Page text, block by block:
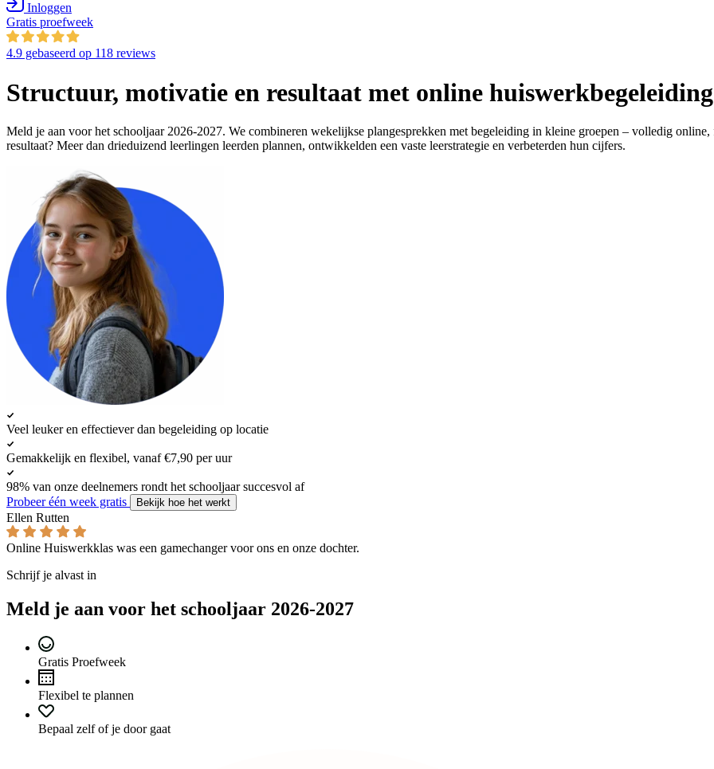
Inloggen
Gratis proefweek
4.9 gebaseerd op 118 reviews
Structuur, motivatie en resultaat met online huiswerkbegeleiding
Meld je aan voor het schooljaar 2026-2027. We combineren wekelijkse plangesprekken met begeleiding in kleine groepen – volledig
resultaat? Meer dan drieduizend leerlingen leerden plannen, ontwikkelden een vaste leerstrategie en verbeterden hun cijfers.
Veel leuker en effectiever dan begeleiding op locatie
Gemakkelijk en flexibel, vanaf €7,90 per uur
98% van onze deelnemers rondt het schooljaar succesvol af
Probeer één week gratis
Bekijk hoe het werkt
Ellen Rutten
Online Huiswerkklas was een gamechanger voor ons en onze dochter.
Schrijf je alvast in
Meld je aan voor het schooljaar 2026-2027
Gratis Proefweek
Flexibel te plannen
Bepaal zelf of je door gaat